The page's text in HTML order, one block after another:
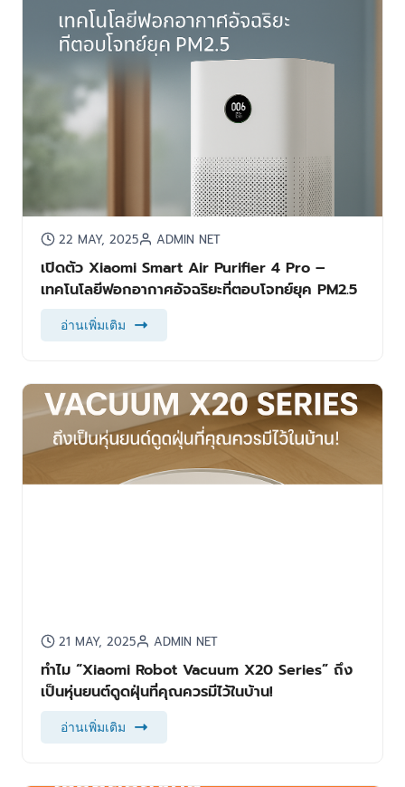
22 MAY, 2025 ADMIN NET
เปิดตัว Xiaomi Smart Air Purifier 4 Pro –
เทคโนโลยีฟอกอากาศอัจฉริยะที่ตอบโจทย์ยุค PM2.5
อ่านเพิ่มเติม
21 MAY, 2025 ADMIN NET
ทำไม “Xiaomi Robot Vacuum X20 Series” ถึง
เป็นหุ่นยนต์ดูดฝุ่นที่คุณควรมีไว้ในบ้าน!
อ่านเพิ่มเติม